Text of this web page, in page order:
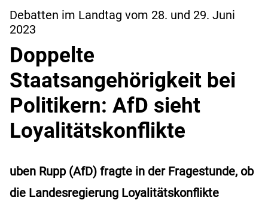
Debatten im Landtag vom 28. und 29. Juni
2023
Doppelte
Staatsangehörigkeit bei
Politikern: AfD sieht
Loyalitätskonflikte
uben Rupp (AfD) fragte in der Fragestunde, ob
die Landesregierung Loyalitätskonflikte